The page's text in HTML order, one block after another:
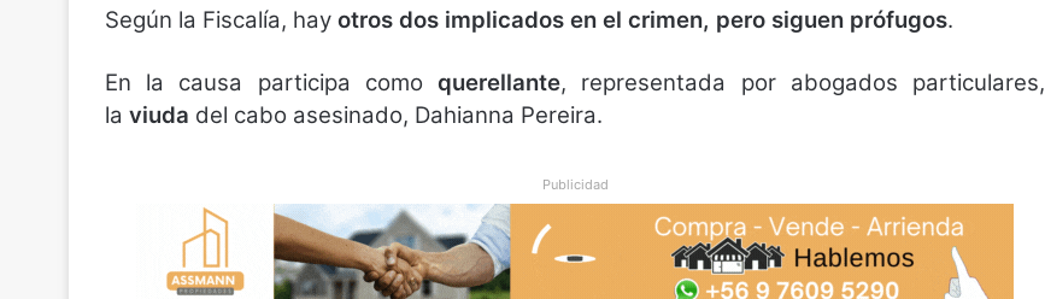
Según la Fiscalía, hay otros dos implicados en el crimen, pero siguen prófugos.
En la causa participa comoquerellante, representada por abogados particulares,
la viuda del cabo asesinado, Dahianna Pereira.
Publicidad